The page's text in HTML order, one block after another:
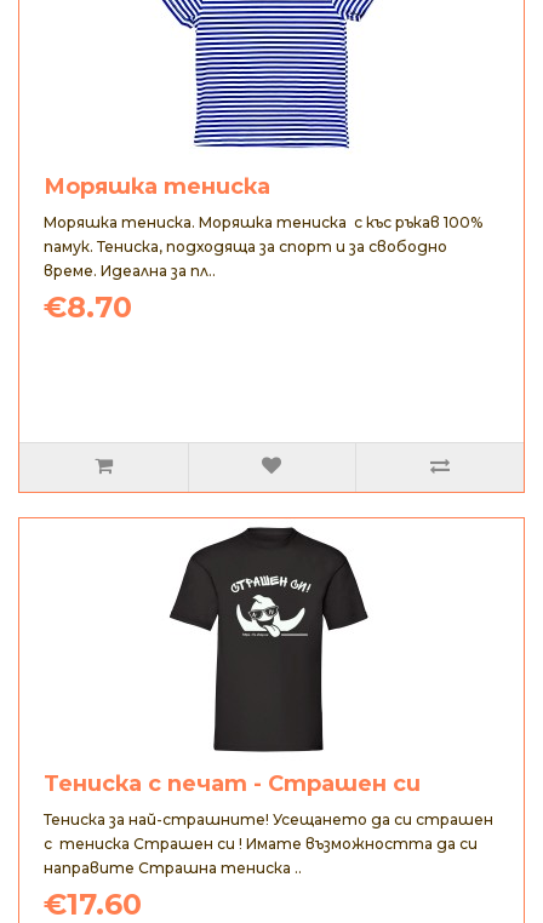
Моряшка тениска
Моряшка тениска. Моряшка тениска с къс ръкав 100%
памук. Тениска, подходяща за спорт и за свободно
време. Идеална за пл..
€8.70
Тениска с печат - Страшен си
Тениска за най-страшните! Усещането да си страшен
с тениска Страшен си ! Имате възможността да си
направите Страшна тениска ..
€17.60